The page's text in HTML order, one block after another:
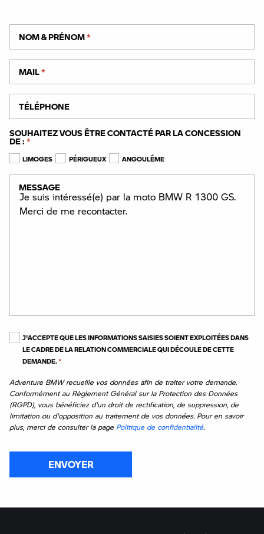
NOM & PRÉNOM*
MAIL*
TÉLÉPHONE
SOUHAITEZ VOUS ÊTRE CONTACTÉ PAR LA CONCESSION
DE : *
LIMOGES PÉRIGUEUX ANGOULÊME
MESSAGE
J'ACCEPTE QUE LES INFORMATIONS SAISIES SOIENT EXPLOITÉES DANS
LE CADRE DE LA RELATION COMMERCIALE QUI DÉCOULE DE CETTE
DEMANDE.*
Adventure BMW recueille vos données afin de traiter votre demande.
Conformément au Règlement Général sur la Protection des Données
(RGPD), vous bénéficiez d'un droit de rectification, de suppression, de
limitation ou d'opposition au traitement de vos données. Pour en savoir
plus, merci de consulter la page Politique de confidentialité.
ENVOYER